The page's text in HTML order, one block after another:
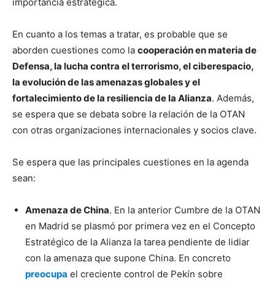
En cuanto a los temas a tratar, es probable que se
aborden cuestiones como la cooperación en materia de
Defensa, la lucha contra el terrorismo, el ciberespacio,
la evolución de las amenazas globales y el
fortalecimiento de la resiliencia de la Alianza. Además,
se espera que se debata sobre la relación de la OTAN
con otras organizaciones internacionales y socios clave.
Se espera que las principales cuestiones en la agenda
sean:
Amenaza de China. En la anterior Cumbre de la OTAN
en Madrid se plasmó por primera vez en el Concepto
Estratégico de la Alianza la tarea pendiente de lidiar
con la amenaza que supone China. En concreto
preocupa el creciente control de Pekín sobre